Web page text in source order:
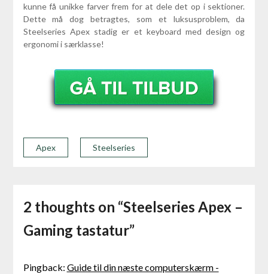
kunne få unikke farver frem for at dele det op i sektioner.
Dette må dog betragtes, som et luksusproblem, da
Steelseries Apex stadig er et keyboard med design og
ergonomi i særklasse!
Apex Steelseries
2 thoughts on “Steelseries Apex –
Gaming tastatur”
Pingback: Guide til din næste computerskærm -